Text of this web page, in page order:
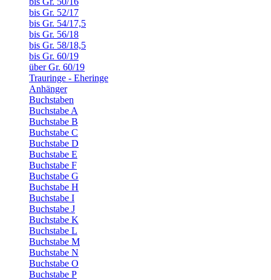
bis Gr. 52/17
bis Gr. 54/17,5
bis Gr. 56/18
bis Gr. 58/18,5
bis Gr. 60/19
über Gr. 60/19
Trauringe - Eheringe
Anhänger
Buchstaben
Buchstabe A
Buchstabe B
Buchstabe C
Buchstabe D
Buchstabe E
Buchstabe F
Buchstabe G
Buchstabe H
Buchstabe I
Buchstabe J
Buchstabe K
Buchstabe L
Buchstabe M
Buchstabe N
Buchstabe O
Buchstabe P